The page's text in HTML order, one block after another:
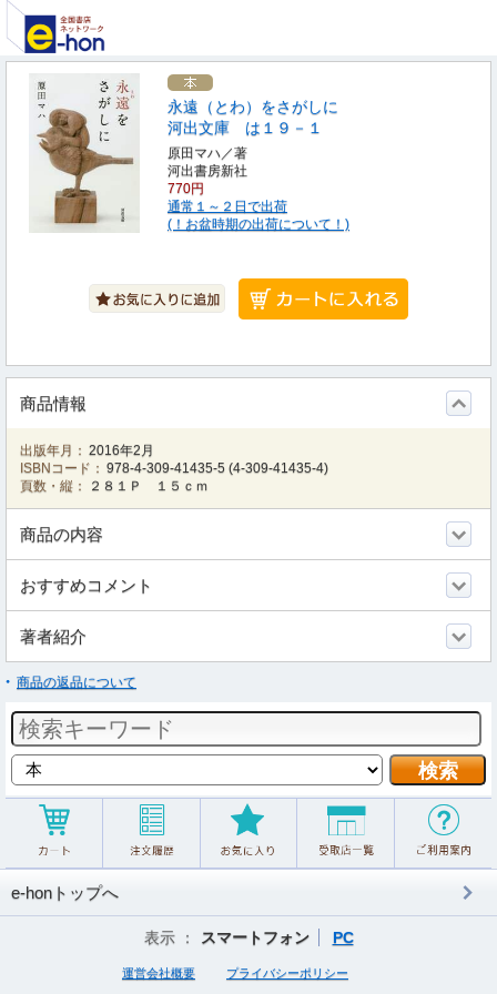
永遠（とわ）をさがしに
河出文庫 は１９－１
原田マハ／著
河出書房新社
770円
通常１～２日で出荷
(！お盆時期の出荷について！)
商品情報
出版年月： 2016年2月
ISBNコード： 978-4-309-41435-5 (4-309-41435-4)
頁数・縦：
２８１Ｐ １５ｃｍ
商品の内容
おすすめコメント
著者紹介
商品の返品について
e-honトップへ
表示 ： スマートフォン PC
運営会社概要 プライバシーポリシー